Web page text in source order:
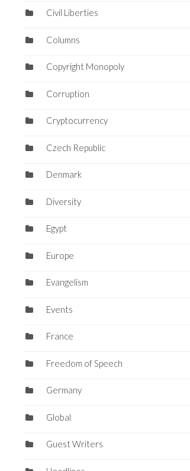
Civil Liberties
Columns
Copyright Monopoly
Corruption
Cryptocurrency
Czech Republic
Denmark
Diversity
Egypt
Europe
Evangelism
Events
France
Freedom of Speech
Germany
Global
Guest Writers